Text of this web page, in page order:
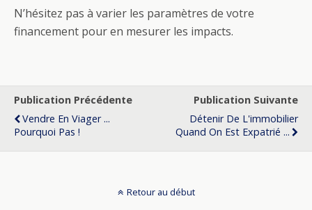
N’hésitez pas à varier les paramètres de votre
financement pour en mesurer les impacts.
Publication Précédente
Vendre En Viager ...
Pourquoi Pas !
Publication Suivante
Détenir De L'immobilier
Quand On Est Expatrié ...
Retour au début